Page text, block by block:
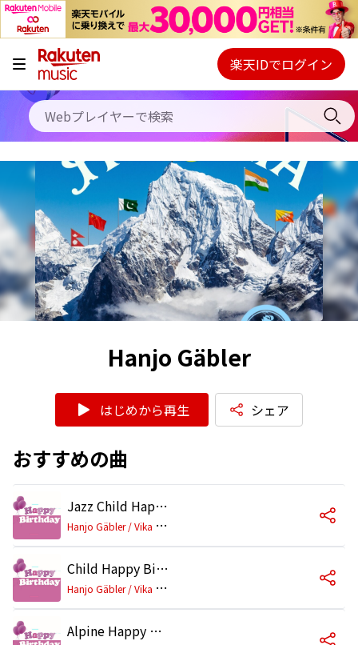
キャンペーン
料金プラン
使い方
初回30日間無料お試し
Webプレイヤー
ご契約内容の確認・変更
楽天IDでログイン
Hanjo Gäbler
はじめから再生 シェア
おすすめの曲
Jazz Child Happy Birthday
H
anjo Gäbler / Vika Gäbler
Child Happy Birthday
H
anjo Gäbler / Vika Gäbler
Alpine Happy Birthday